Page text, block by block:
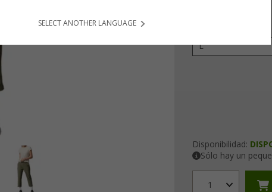
L
Disponibilidad:
Sólo hay un
1
SELECT ANOTHER LANGUAGE